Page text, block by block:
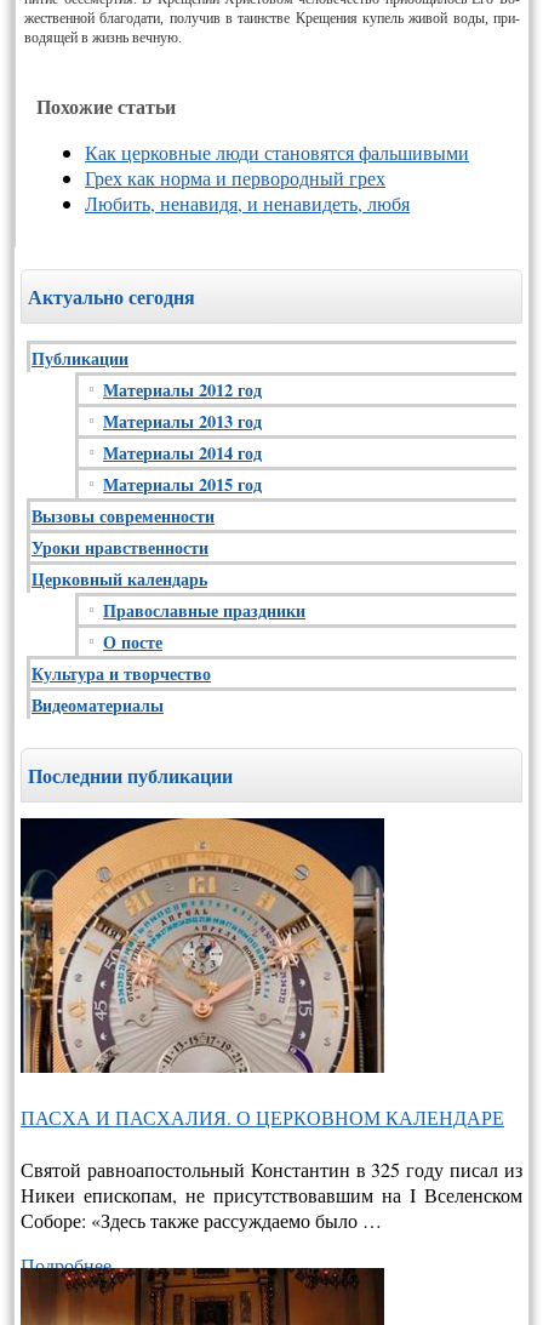
жест­вен­ной бла­го­да­ти, по­лу­чив в та­инс­тве Кре­ще­ния ку­пель жи­вой во­ды, при­
во­дя­щей в жизнь веч­ную.
Похожие статьи
Как церковные люди становятся фальшивыми
Грех как норма и первородный грех
Любить, ненавидя, и ненавидеть, любя
Актуально сегодня
Публикации
Материалы 2012 год
Материалы 2013 год
Материалы 2014 год
Материалы 2015 год
Вызовы современности
Уроки нравственности
Церковный календарь
Православные праздники
О посте
Культура и творчество
Видеоматериалы
Последнии публикации
ПАСХА И ПАСХАЛИЯ. О ЦЕРКОВНОМ КАЛЕНДАРЕ
Святой равноапостольный Константин в 325 году писал из
Никеи епископам, не присутствовавшим на I Вселенском
Соборе: «Здесь также рассуждаемо было …
Подробнее…